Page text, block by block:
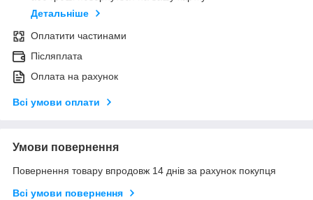
Детальніше
Оплатити частинами
Післяплата
Оплата на рахунок
Всі умови оплати
Умови повернення
Повернення товару впродовж 14 днів за рахунок покупця
Всі умови повернення